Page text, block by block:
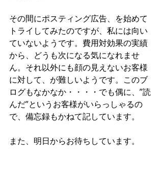
その間にポスティング広告、を始めて
トライしてみたのですが、私には向い
ていないようです。費用対効果の実績
から、どうも次になる気になれませ
ん。それ以外にも顔の見えないお客様
に対して、が難しいようです。このブ
ログもなかなか・・・・でも偶に、”読
んだ”というお客様がいらっしゃるの
で、備忘録もかねて記しています。
また、明日からお待ちしています。